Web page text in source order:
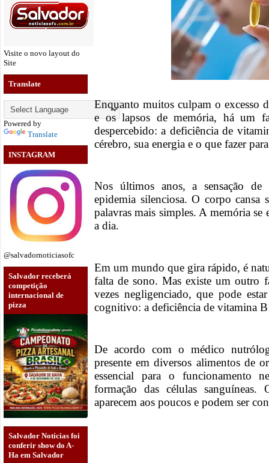
Visite o novo layout do
Site
Translate
Powered by
Translate
INSTAGRAM
@salvadornoticiasofc
Salvador receberá
competição
internacional de
pizza
Salvador Notícias foi
conferir show do A-
Ha em Salvador
Enquanto muitos culpam o excesso
e os lapsos de memória, há um
despercebido: a deficiência de
cérebro, sua energia e o que fazer
Nos últimos anos, a sensação de
epidemia silenciosa. O corpo
palavras mais simples. A memória se
a dia.
Em um mundo que gira rápido, é
falta de sono. Mas existe um outro
vezes negligenciado, que pode
cognitivo: a deficiência de vitamina
De acordo com o médico
presente em diversos alimentos de
essencial para o funcionamento
formação das células
aparecem aos poucos e podem ser